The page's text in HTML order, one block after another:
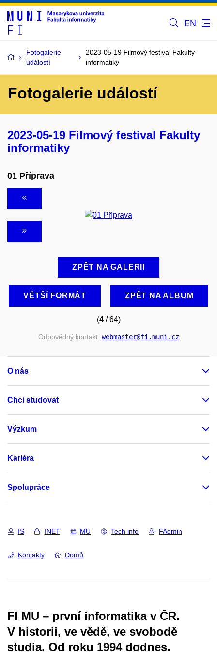
EN
Fotogalerie
událostí
2023-05-19 Filmový festival Fakulty
informatiky
Fotogalerie událostí
2023-05-19 Filmový festival Fakulty
informatiky
01 Příprava
ZPĚT NA GALERII
VĚTŠÍ FORMÁT ZPĚT NA ALBUM
(4/ 64)
Odpovědný kontakt: webmaster@fi.muni.cz
O nás
Chci studovat
Výzkum
Kariéra
Spolupráce
IS INET MU Tech info FAdmin
Kontakty Domů
FI MU – první informatika v ČR.
V historii, ve vědě, ve svobodě
studia. Od roku 1994 dodnes.